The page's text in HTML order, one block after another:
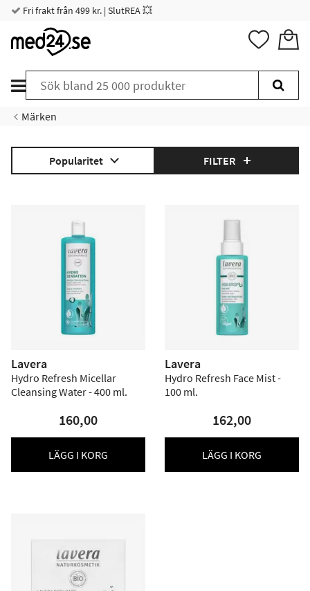
Fri frakt från 499 kr. | SlutREA 💥
Märken
Popularitet FILTER
Lavera
Hydro Refresh Micellar
Cleansing Water - 400 ml.
160,00
LÄGG I KORG
Lavera
Hydro Refresh Face Mist -
100 ml.
162,00
LÄGG I KORG